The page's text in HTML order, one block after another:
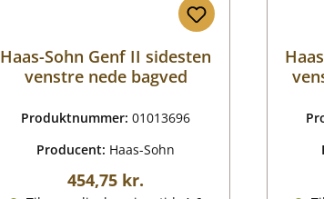
Haas-Sohn Genf II sidesten
venstre nede bagved
Produktnummer:01013696
Producent: Haas-Sohn
Almindelig pris:
454,75 kr.